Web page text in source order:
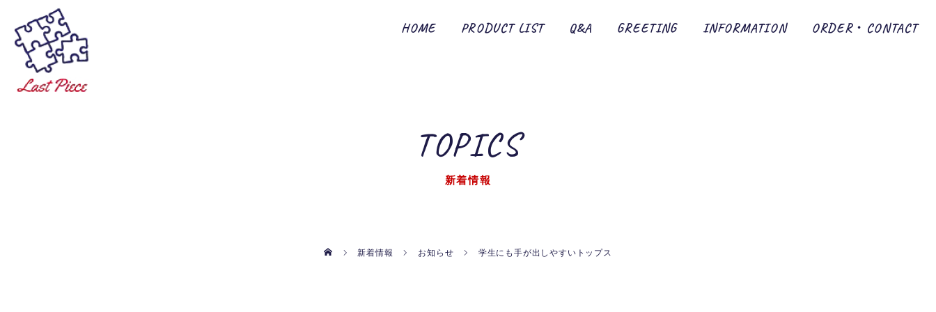
HOME PRODUCT LIST Q&A GREETING INFORMATION ORDER・CONTACT
TOPICS
新着情報
新着情報 お知らせ 学生にも手が出しやすいトップス